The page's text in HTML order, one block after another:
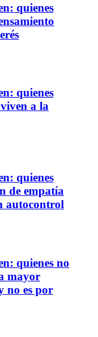
quienes
quienes
a la
quienes
de empatía
autocontrol
quienes no
mayor
no es por